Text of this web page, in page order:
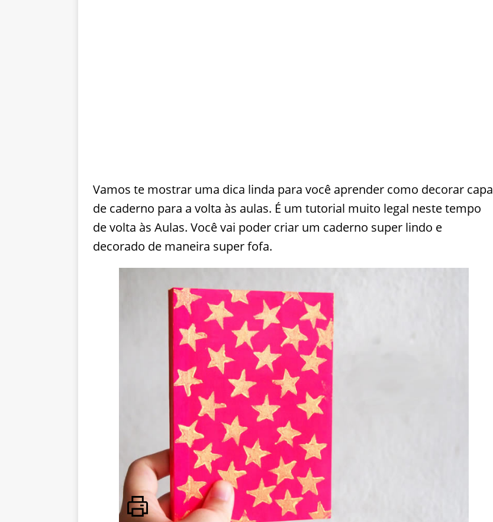
Vamos te mostrar uma dica linda para você aprender como decorar capa
de caderno para a volta às aulas. É um tutorial muito legal neste tempo
de volta às Aulas. Você vai poder criar um caderno super lindo e
decorado de maneira super fofa.